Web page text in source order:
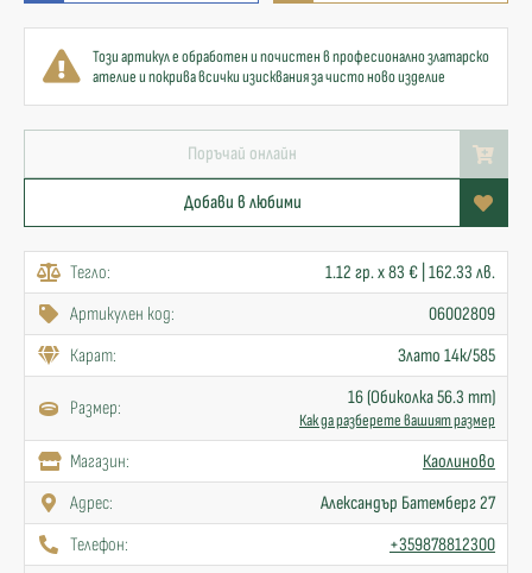
Този артикул е обработен и почистен в професионално златарско
ателие и покрива всички изисквания за чисто ново изделие
Поръчай онлайн
Добави в любими
Тегло:
1.12 гр. x 83 € | 162.33 лв.
Артикулен код:
06002809
Карат:
Злато 14к/585
Размер: 16 (Обиколка 56.3 mm)
Как да разберете вашият размер
Mагазин:
Каолиново
Адрес:
Александър Батемберг 27
Телефон:
+359878812300